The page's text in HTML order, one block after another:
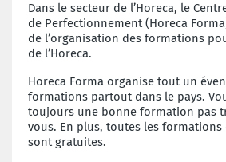
Dans le secteur de l’Horeca, le
de Perfectionnement (Horeca
de l’organisation des formations
de l’Horeca.
Horeca Forma organise tout un
formations partout dans le pays.
toujours une bonne formation pas
vous. En plus, toutes les formations
sont gratuites.